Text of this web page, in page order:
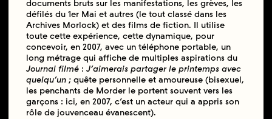
documents bruts sur les manifestations, les grèves, les
défilés du 1er Mai et autres (le tout classé dans les
Archives Morlock) et des films de fiction. Il utilise
toute cette expérience, cette dynamique, pour
concevoir, en 2007, avec un téléphone portable, un
long métrage qui affiche de multiples aspirations du
Journal filmé: J’aimerais partager le printemps avec
quelqu’un; quête personnelle et amoureuse (bisexuel,
les penchants de Morder le portent souvent vers les
garçons : ici, en 2007, c’est un acteur qui a appris son
rôle de jouvenceau évanescent).